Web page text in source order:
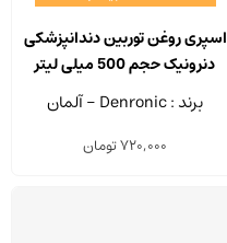
اسپری روغن توربین دندانپزشکی
دنرونیک حجم 500 میلی لیتر
برند : Denronic - آلمان
720,000تومان